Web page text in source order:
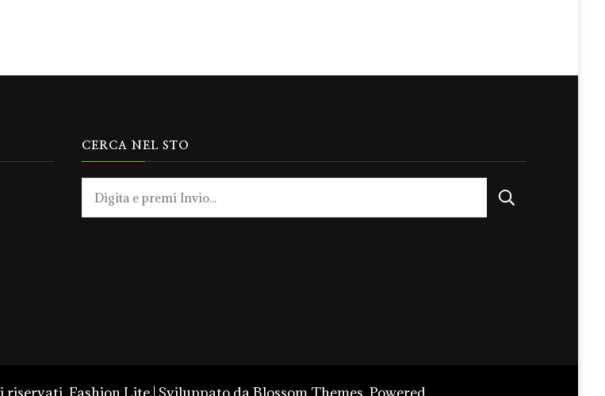
CERCA NEL STO
Cerchi
qualcosa?
riservati. Fashion Lite | Sviluppato da Blossom Themes . Powered